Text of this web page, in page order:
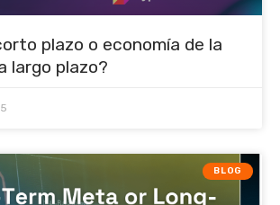
plazo o economía de la
largo plazo?
BLOG